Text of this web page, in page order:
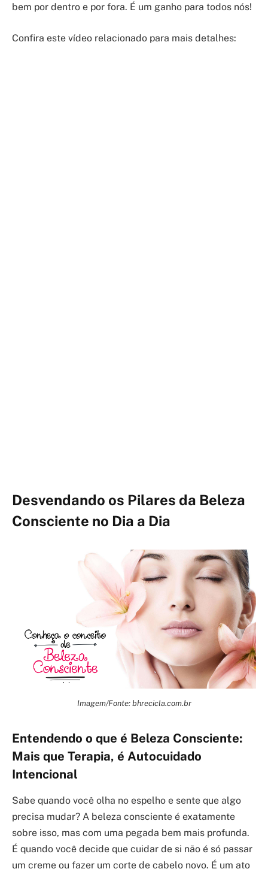
bem por dentro e por fora. É um ganho para todos nós!
Confira este vídeo relacionado para mais detalhes:
Desvendando os Pilares da Beleza
Consciente no Dia a Dia
Imagem/Fonte: bhrecicla.com.br
Entendendo o que é Beleza Consciente:
Mais que Terapia, é Autocuidado
Intencional
Sabe quando você olha no espelho e sente que algo
precisa mudar? A beleza consciente é exatamente
sobre isso, mas com uma pegada bem mais profunda.
É quando você decide que cuidar de si não é só passar
um creme ou fazer um corte de cabelo novo. É um ato